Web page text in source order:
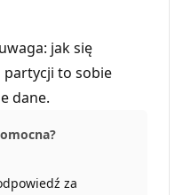
jak się
partycji to sobie
dane.
za